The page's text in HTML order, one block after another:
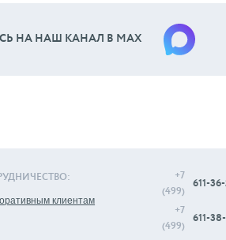
НА НАШ КАНАЛ В МАХ
клиентам
+7
(499)
611-36-
+7
(499)
611-